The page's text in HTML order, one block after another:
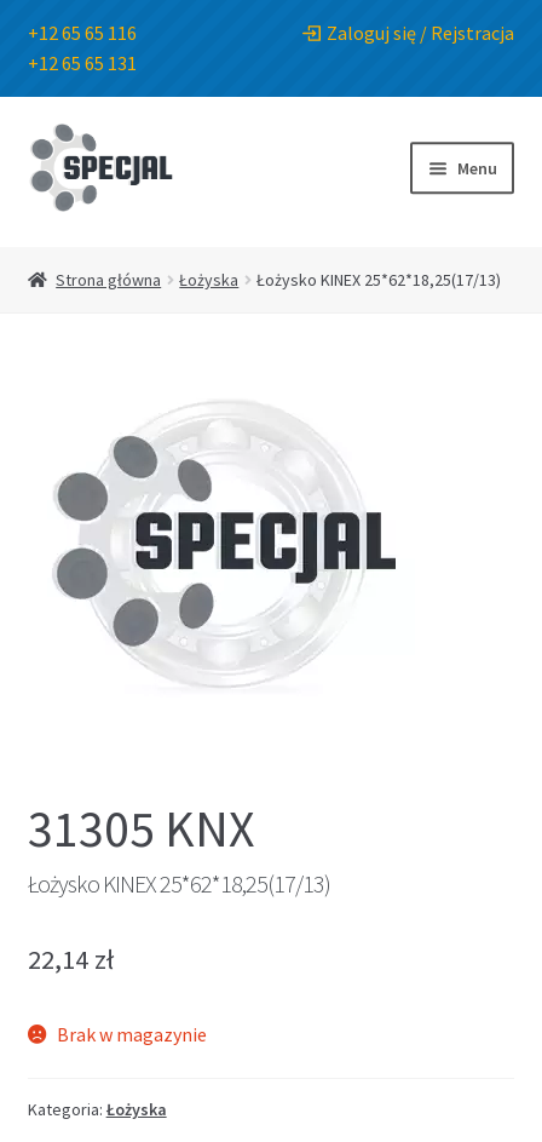
+12 65 65 116
+12 65 65 131
Zaloguj się / Rejstracja
Przejdź
do
nawigacji
Przejdź
do
treści
Menu
Kontakt
Strona główna Łożyska Łożysko KINEX 25*62*18,25(17/13)
31305 KNX
Łożysko KINEX 25*62*18,25(17/13)
22,14 zł
Brak w magazynie
Kategoria: Łożyska